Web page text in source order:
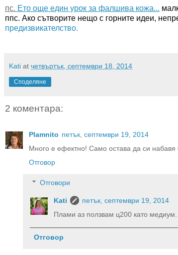
пс. Ето още един урок за фалшива кожа...
ппс. Ако сътворите нещо с горните идеи,
предизвикателство.
Kati at четвъртък, септември 18, 2014
Споделяне
2 коментара:
Plamnito петък, септември 19, 2014
Mного е ефектно! Само остава да си
Отговор
Отговори
Kati
петък, септември 19, 2014
Плами аз ползвам ц200 като медиум.
Отговор